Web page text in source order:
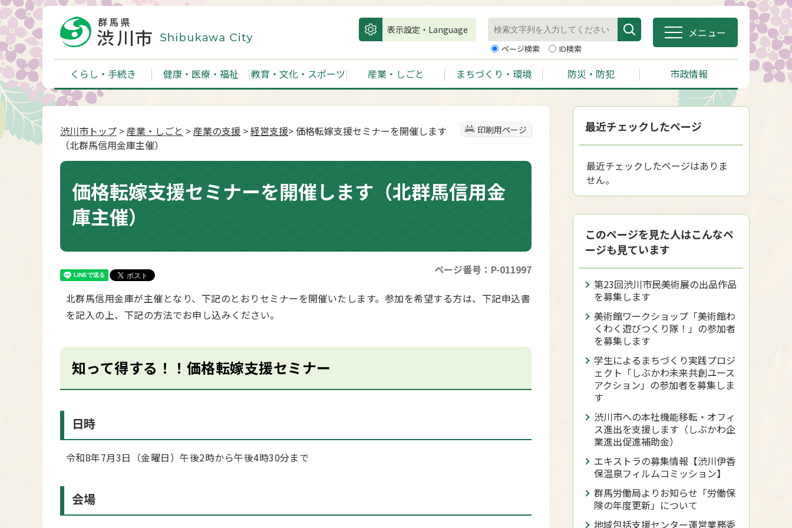
表示設定・Language
ページ検索 ID検索
メニュー
くらし・手続き 健康・医療・福祉 教育・文化・スポーツ 産業・しごと まちづくり・環境 防災・防犯 市政情報
印刷用ページ
渋川市トップ >産業・しごと >産業の支援 >経営支援> 価格転嫁支援セミナーを開催します
（北群馬信用金庫主催）
価格転嫁支援セミナーを開催します（北群馬信用金
庫主催）
ページ番号：P-011997
北群馬信用金庫が主催となり、下記のとおりセミナーを開催いたします。参加を希望する方は、下記申込書
を記入の上、下記の方法でお申し込みください。
知って得する！！価格転嫁支援セミナー
日時
令和8年7月3日（金曜日）午後2時から午後4時30分まで
会場
最近チェックしたページ
最近チェックしたページはありま
せん。
このページを見た人はこんなペ
ージも見ています
第23回渋川市民美術展の出品作品
を募集します
美術館ワークショップ「美術館わ
くわく遊びつくり隊！」の参加者
を募集します
学生によるまちづくり実践プロジ
ェクト「しぶかわ未来共創ユース
アクション」の参加者を募集しま
す
渋川市への本社機能移転・オフィ
ス進出を支援します（しぶかわ企
業進出促進補助金）
エキストラの募集情報【渋川伊香
保温泉フィルムコミッション】
群馬労働局よりお知らせ「労働保
険の年度更新」について
地域包括支援センター運営業務委